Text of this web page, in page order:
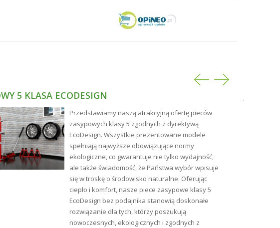
5 KLASA ECODESIGN
Przedstawiamy naszą atrakcyjną ofertę pieców
zasypowych klasy 5 zgodnych z dyrektywą
EcoDesign. Wszystkie prezentowane modele
spełniają najwyższe obowiązujące normy
ekologiczne, co gwarantuje nie tylko wydajność,
ale także świadomość, że Państwa wybór wpisuje
się w troskę o środowisko naturalne. Oferując
ciepło i komfort, nasze piece zasypowe klasy 5
EcoDesign bez podajnika stanowią doskonałe
rozwiązanie dla tych, którzy poszukują
nowoczesnych, ekologicznych i zgodnych z